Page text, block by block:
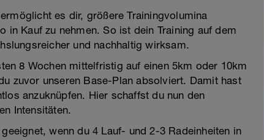
es dir, größere Trainingvolumina
in Kauf zu nehmen. So ist dein Training auf dem
und nachhaltig wirksam.
8 Wochen mittelfristig auf einen 5km oder 10km
zuvor unseren Base-Plan absolviert. Damit hast
anzuknüpfen. Hier schaffst du nun den
Intensitäten.
wenn du 4 Lauf- und 2-3 Radeinheiten in